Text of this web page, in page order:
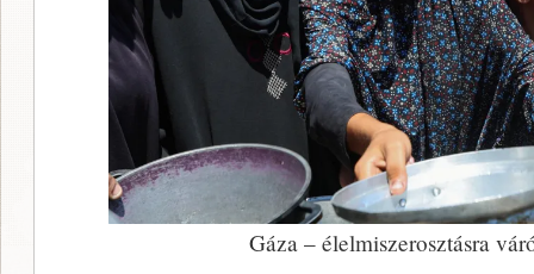
Gáza – élelmiszerosztásra